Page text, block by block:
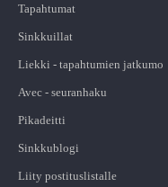
Tapahtumat
Sinkkuillat
Liekki - tapahtumien jatkumo
Avec - seuranhaku
Pikadeitti
Sinkkublogi
Liity postituslistalle